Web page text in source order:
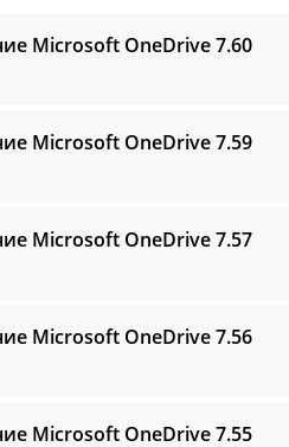
Microsoft OneDrive7.60
Microsoft OneDrive7.59
Microsoft OneDrive7.57
Microsoft OneDrive7.56
Microsoft OneDrive7.55